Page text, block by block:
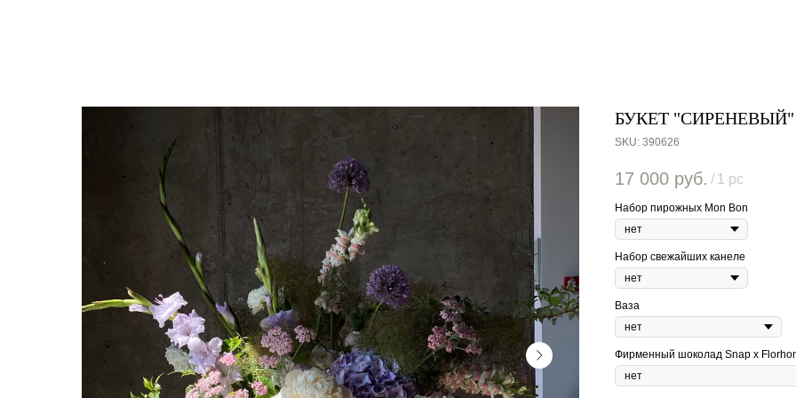
БУКЕТ "СИРЕНЕВЫЙ"
SKU: 390626
17 000 руб. / 1 pc
Набор пирожных Mon Bon
Набор свежайших канеле
Ваза
Фирменный шоколад Snap x